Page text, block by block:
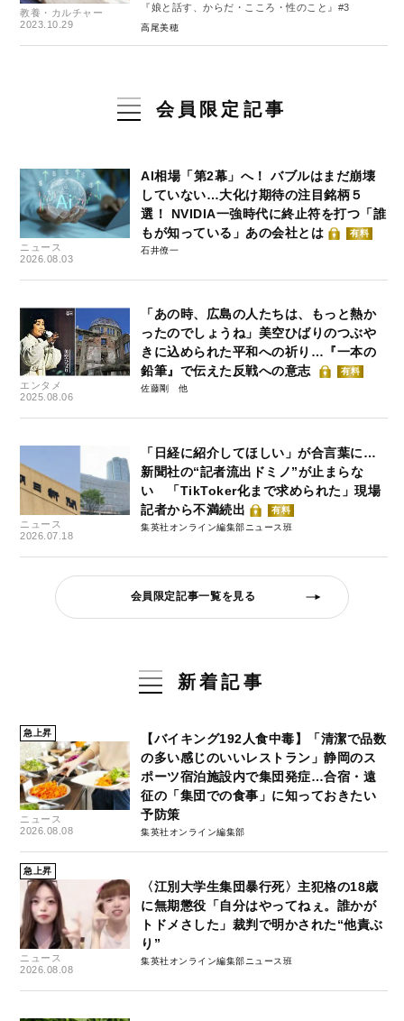
教養・カルチャー
2023.10.29
『娘と話す、からだ・こころ・性のこと』#3
高尾美穂
会員限定記事
ニュース
2026.08.03
AI相場「第2幕」へ！ バブルはまだ崩壊
していない…大化け期待の注目銘柄５
選！ NVIDIA一強時代に終止符を打つ「誰
もが知っている」あの会社とは
有料
石井僚一
エンタメ
2025.08.06
「あの時、広島の人たちは、もっと熱か
ったのでしょうね」美空ひばりのつぶや
きに込められた平和への祈り…『一本の
鉛筆』で伝えた反戦への意志
有料
佐藤剛
ニュース
2026.07.18
「日経に紹介してほしい」が合言葉に…
新聞社の“記者流出ドミノ”が止まらな
い 「TikToker化まで求められた」現場
記者から不満続出
有料
集英社オンライン編集部ニュース班
会員限定記事一覧を見る
新着記事
急上昇
ニュース
2026.08.08
【バイキング192人食中毒】「清潔で品数
の多い感じのいいレストラン」静岡のス
ポーツ宿泊施設内で集団発症…合宿・遠
征の「集団での食事」に知っておきたい
予防策
集英社オンライン編集部
急上昇
ニュース
2026.08.08
〈江別大学生集団暴行死〉主犯格の18歳
に無期懲役「自分はやってねぇ。誰かが
トドメさした」裁判で明かされた“他責ぶ
り”
集英社オンライン編集部ニュース班